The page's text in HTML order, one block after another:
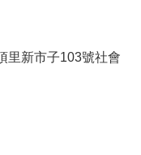
里新市子103號社會